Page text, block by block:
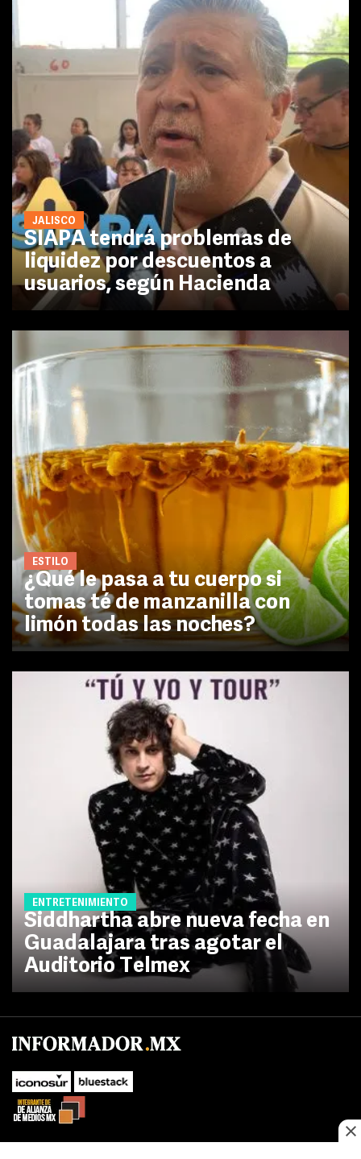
JALISCO
SIAPA tendrá problemas de
liquidez por descuentos a
usuarios, según Hacienda
ESTILO
¿Qué le pasa a tu cuerpo si
tomas té de manzanilla con
limón todas las noches?
ENTRETENIMIENTO
Siddhartha abre nueva fecha en
Guadalajara tras agotar el
Auditorio Telmex